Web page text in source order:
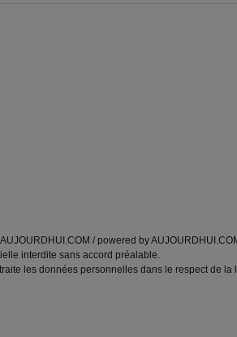
/ powered by
interdite sans accord préalable.
les données personnelles dans le respect de